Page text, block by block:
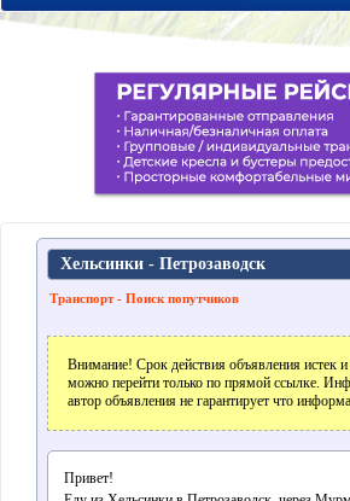
Хельсинки - Петрозаводск
Транспорт - Поиск попутчиков
Внимание! Срок действия объявления истек
можно перейти только по прямой ссылке.
автор объявления не гарантирует что
Привет!